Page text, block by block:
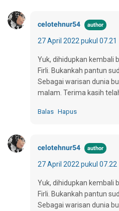
celotehnur54
27 April 2022 pukul 07.21
Yuk, dihidupkan kembali
Firli. Bukankah pantun
Sebagai warisan dunia
malam. Terima kasih
Balas Hapus
celotehnur54
27 April 2022 pukul 07.22
Yuk, dihidupkan kembali
Firli. Bukankah pantun
Sebagai warisan dunia